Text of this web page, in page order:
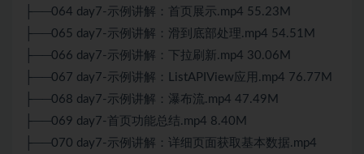
├──064 day7-示例讲解：首页展示.mp4 55.23M
├──065 day7-示例讲解：滑到底部处理.mp4 54.51M
├──066 day7-示例讲解：下拉刷新.mp4 30.06M
├──067 day7-示例讲解：ListAPIView应用.mp4 76.77M
├──068 day7-示例讲解：瀑布流.mp4 47.49M
├──069 day7-首页功能总结.mp4 8.40M
├──070 day7-示例讲解：详细页面获取基本数据.mp4